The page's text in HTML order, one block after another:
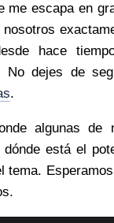
me escapa en
hace
No dejes de
.
algunas de
dónde está el
tema.